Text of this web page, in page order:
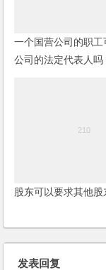
一个国营公司的职
公司的法定代表人吗
股东可以要求其他股
发表回复